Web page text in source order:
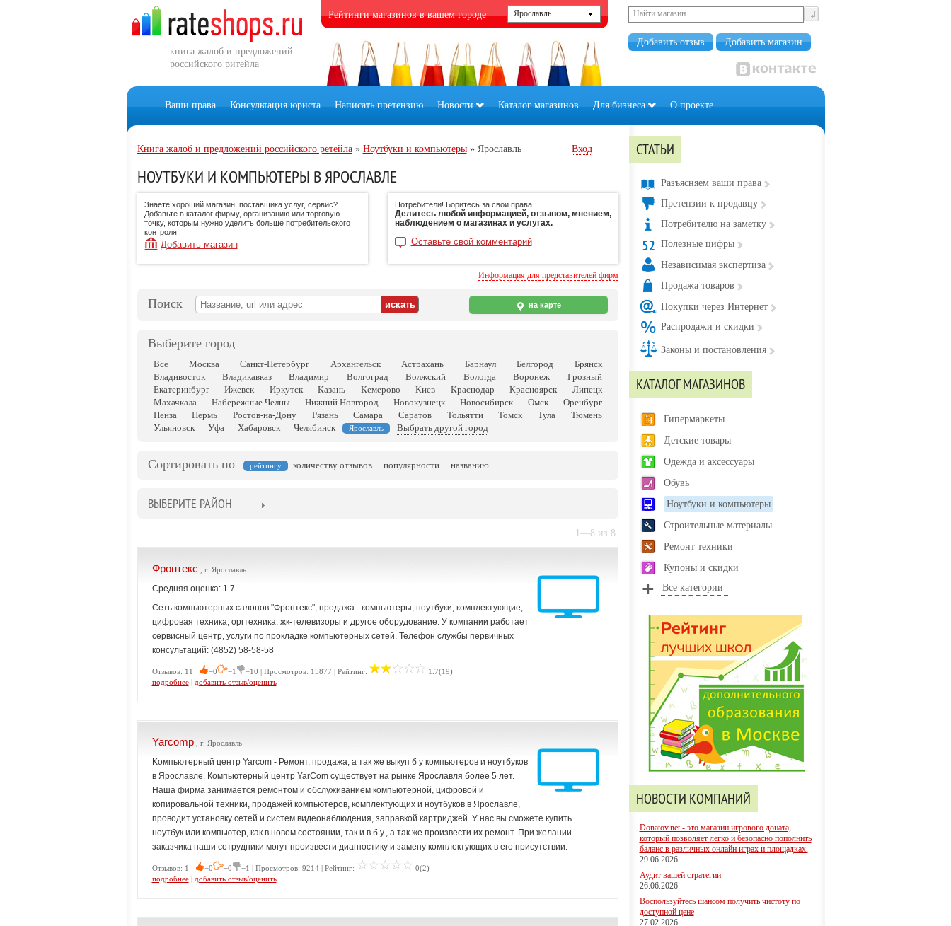
книга жалоб и предложений
российского ритейла
Рейтинги магазинов в вашем городе
Добавить отзыв Добавить магазин
Ваши права Консультация юриста Написать претензию Новости Каталог магазинов Для бизнеса О проекте
Книга жалоб и предложений российского ретейла» Ноутбуки и компьютеры» Ярославль Вход
НОУТБУКИ И КОМПЬЮТЕРЫ В ЯРОСЛАВЛЕ
Знаете хороший магазин, поставщика услуг, сервис?
Добавьте в каталог фирму, организацию или торговую
точку, которым нужно уделить больше потребительского
контроля!
Добавить магазин
Потребители! Боритесь за свои права.
Делитесь любой информацией, отзывом, мнением,
наблюдением о магазинах и услугах.
Оставьте свой комментарий
Информация для представителей фирм
Поиск на карте
Выберите город
Все Москва Санкт-Петербург Архангельск Астрахань Барнаул Белгород
Брянск
Владивосток
Владикавказ Владимир Волгоград Волжский Вологда Воронеж
Грозный
Екатеринбург
Ижевск Иркутск Казань Кемерово Киев Краснодар Красноярск
Липецк
Махачкала
Набережные Челны Нижний Новгород Новокузнецк Новосибирск Омск
Оренбург
Пенза
Пермь Ростов-на-Дону Рязань Самара Саратов Тольятти Томск Тула
Тюмень
Ульяновск
Уфа Хабаровск Челябинск Ярославль Выбрать другой город
Сортировать по рейтингу количеству отзывов популярности названию
ВЫБЕРИТЕ РАЙОН
1—8 из 8.
Фронтекс , г. Ярославль
Средняя оценка: 1.7
Сеть компьютерных салонов "Фронтекс", продажа - компьютеры, ноутбуки, комплектующие,
цифровая техника, оргтехника, жк-телевизоры и другое оборудование. У компании работает
сервисный центр, услуги по прокладке компьютерных сетей. Телефон службы первичных
консультаций: (4852) 58-58-58
Отзывов: 11 −0 −1 −10 | Просмотров: 15877 | Рейтинг:
1.7(19)
подробнее| добавить отзыв/оценить
Yarcomp, г. Ярославль
Kомпьютерный центр Yarcom - Ремонт, продажа, а так же выкуп б у компьютеров и ноутбуков
в Ярославле. Компьютерный центр YarCom существует на рынке Ярославля более 5 лет.
Наша фирма занимается ремонтом и обслуживанием компьютерной, цифровой и
копировальной техники, продажей компьютеров, комплектующих и ноутбуков в Ярославле,
проводит установку сетей и систем видеонаблюдения, заправкой картриджей. У нас вы сможете купить
ноутбук или компьютер, как в новом состоянии, так и в б у., а так же произвести их ремонт. При желании
заказчика наши сотрудники могут произвести диагностику и замену комплектующих в его присутствии.
Отзывов: 1 −0 −0 −1 | Просмотров: 9214 | Рейтинг:
0(2)
подробнее| добавить отзыв/оценить
СТАТЬИ
Разъясняем ваши права
Претензии к продавцу
Потребителю на заметку
Полезные цифры
Независимая экспертиза
Продажа товаров
Покупки через Интернет
Распродажи и скидки
Законы и постановления
КАТАЛОГ МАГАЗИНОВ
Гипермаркеты
Детские товары
Одежда и аксессуары
Обувь
Ноутбуки и компьютеры
Строительные материалы
Ремонт техники
Купоны и скидки
Все категории
НОВОСТИ КОМПАНИЙ
Donatov.net - это магазин игрового доната,
который позволяет легко и безопасно пополнить
баланс в различных онлайн играх и площадках.
29.06.2026
Аудит вашей стратегии
26.06.2026
Воспользуйтесь шансом получить чистоту по
доступной цене
27.02.2026